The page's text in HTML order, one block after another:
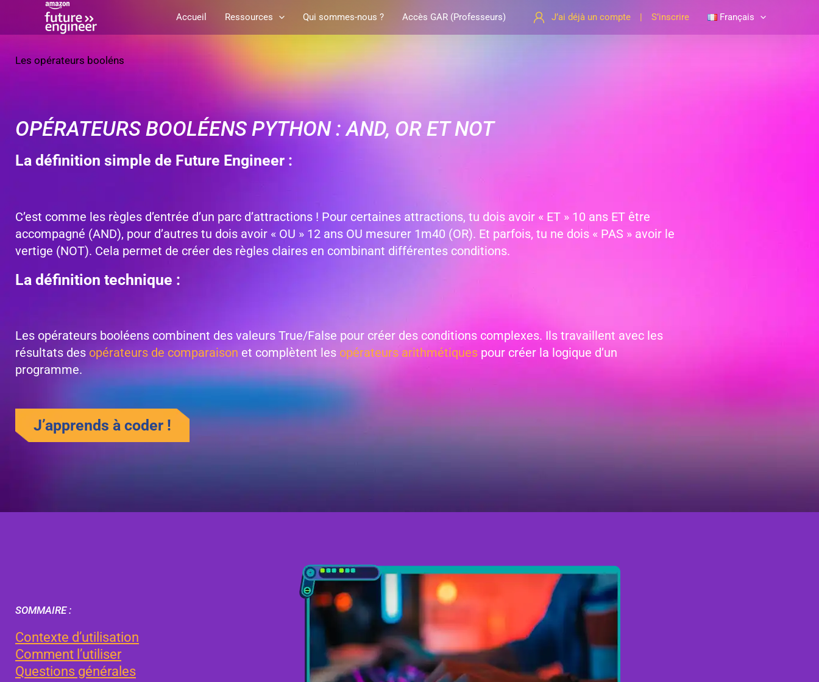
Accueil Ressources Qui sommes-nous ? Accès GAR (Professeurs) J’ai déjà un compte S’inscrire Français
Les opérateurs booléns
OPÉRATEURS BOOLÉENS PYTHON : AND, OR ET NOT
La définition simple de Future Engineer :
C’est comme les règles d’entrée d’un parc d’attractions ! Pour certaines attractions, tu dois avoir « ET » 10 ans ET être
accompagné (AND), pour d’autres tu dois avoir « OU » 12 ans OU mesurer 1m40 (OR). Et parfois, tu ne dois « PAS » avoir le
vertige (NOT). Cela permet de créer des règles claires en combinant différentes conditions.
La définition technique :
Les opérateurs booléens combinent des valeurs True/False pour créer des conditions complexes. Ils travaillent avec les
résultats des opérateurs de comparaison et complètent les opérateurs arithmétiques pour créer la logique d’un
programme.
J’apprends à coder !
SOMMAIRE :
Contexte d’utilisation
Comment l’utiliser
Questions générales